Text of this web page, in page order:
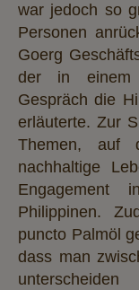
war jedoch so
Personen
Goerg
der in einem
Gespräch die
erläuterte. Zur
Themen, auf
nachhaltige
Engagement
Philippinen.
puncto Palmöl
dass man